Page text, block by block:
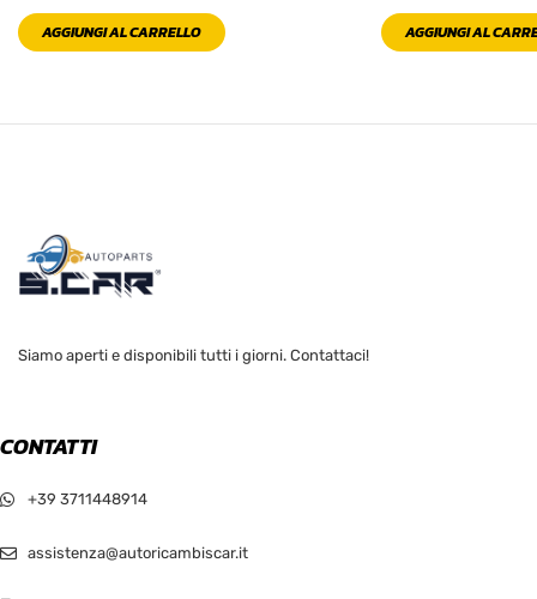
AGGIUNGI AL CARRELLO AGGIUNGI AL
Siamo aperti e disponibili tutti i giorni. Contattaci!
CONTATTI
+39 3711448914
assistenza@autoricambiscar.it